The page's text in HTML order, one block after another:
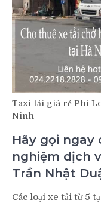
Taxi tải giá rẻ Phi
Ninh
Hãy gọi
nghiệm dịch
Trần Nhật
Các loại xe tải từ 5